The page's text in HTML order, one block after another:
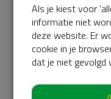
Alles wat een mens
draagt het zijn hele
Als je kiest voor
informatie niet
deze website. Er
cookie in je
dat je niet gevolgd